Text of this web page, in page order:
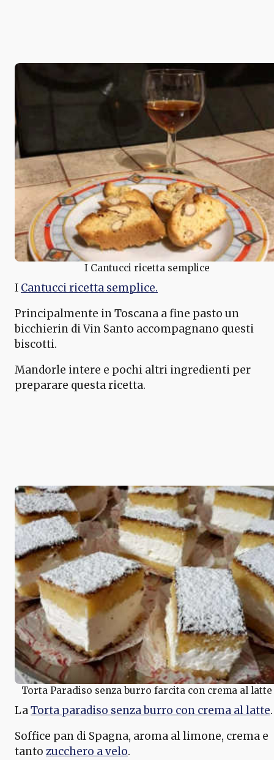
I Cantucci ricetta semplice
I Cantucci ricetta semplice.
Principalmente in Toscana a fine pasto un
bicchierin di Vin Santo accompagnano questi
biscotti.
Mandorle intere e pochi altri ingredienti per
preparare questa ricetta.
Torta Paradiso senza burro farcita con crema al latte
LaTorta paradiso senza burro con crema al latte.
Soffice pan di Spagna, aroma al limone, crema e
tanto zucchero a velo.